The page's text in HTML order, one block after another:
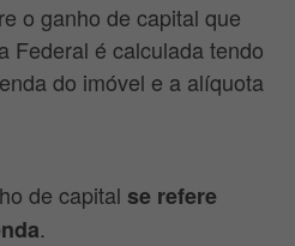
o ganho de capital que
Federal é calculada tendo
do imóvel e a alíquota
de capital se refere
.